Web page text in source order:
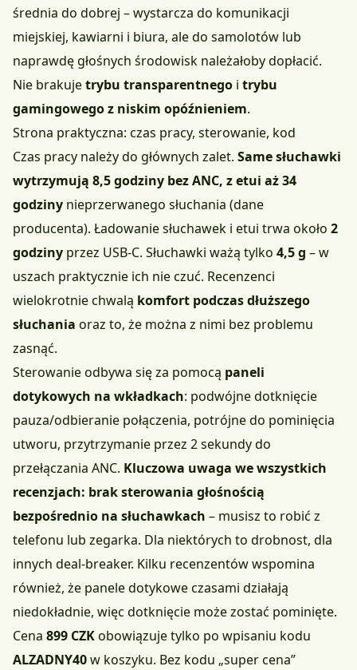
średnia do dobrej – wystarcza do komunikacji
miejskiej, kawiarni i biura, ale do samolotów lub
naprawdę głośnych środowisk należałoby dopłacić.
Nie brakujetrybu transparentnego i trybu
gamingowego z niskim opóźnieniem.
Strona praktyczna: czas pracy, sterowanie, kod
Czas pracy należy do głównych zalet. Same słuchawki
wytrzymują 8,5 godziny bez ANC, z etui aż 34
godziny nieprzerwanego słuchania (dane
producenta). Ładowanie słuchawek i etui trwa około 2
godziny przez USB-C. Słuchawki ważą tylko 4,5 g – w
uszach praktycznie ich nie czuć. Recenzenci
wielokrotnie chwalą komfort podczas dłuższego
słuchania oraz to, że można z nimi bez problemu
zasnąć.
Sterowanie odbywa się za pomocą paneli
dotykowych na wkładkach: podwójne dotknięcie
pauza/odbieranie połączenia, potrójne do pominięcia
utworu, przytrzymanie przez 2 sekundy do
przełączania ANC. Kluczowa uwaga we wszystkich
recenzjach: brak sterowania głośnością
bezpośrednio na słuchawkach – musisz to robić z
telefonu lub zegarka. Dla niektórych to drobnost, dla
innych deal-breaker. Kilku recenzentów wspomina
również, że panele dotykowe czasami działają
niedokładnie, więc dotknięcie może zostać pominięte.
Cena 899 CZKobowiązuje tylko po wpisaniu kodu
ALZADNY40w koszyku. Bez kodu „super cena”